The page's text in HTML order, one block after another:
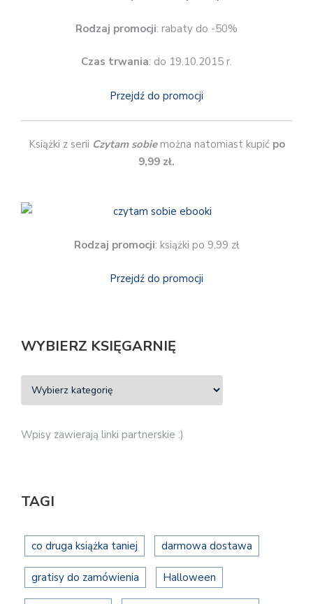
Rodzaj promocji: rabaty do -50%
Czas trwania: do 19.10.2015 r.
Przejdź do promocji
Książki z serii Czytam sobiemożna natomiast kupić po
9,99 zł.
Rodzaj promocji: książki po 9,99 zł
Przejdź do promocji
WYBIERZ KSIĘGARNIĘ
Wpisy zawierają linki partnerskie :)
TAGI
co druga książka taniej darmowa dostawa
gratisy do zamówienia Halloween